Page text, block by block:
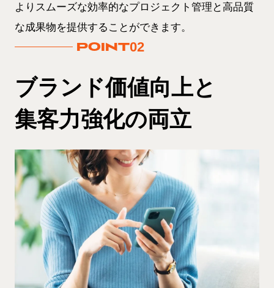
よりスムーズな効率的なプロジェクト管理と高品質
な成果物を提供することができます。
POINT02
ブランド価値向上と
集客力強化の両立